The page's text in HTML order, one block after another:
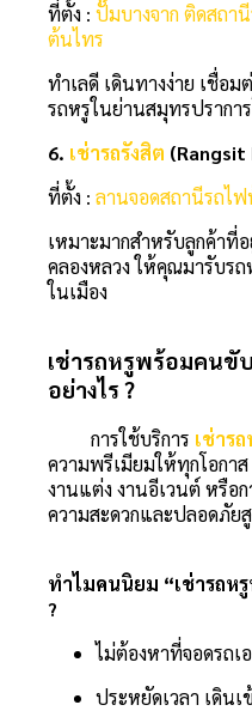
ที่ตั้ง : ปั๊มบางจาก ติดสถา
ต้นไทร
ทำเลดี เดินทางง่าย เชื่อม
รถหรูในย่านสมุทรปรากา
6. เช่ารถรังสิต (Rangsit
ที่ตั้ง : ลานจอดสถานีรถไ
เหมาะมากสำหรับลูกค้า
คลองหลวง ให้คุณมารับรถ
ในเมือง
เช่ารถหรูพร้อมคนขั
อย่างไร ?
การใช้บริการ เช่าร
ความพรีเมียมให้ทุกโอกา
งานแต่ง งานอีเวนต์ หรือก
ความสะดวกและปลอดภัย
ทำไมคนนิยม “เช่ารถห
?
ไม่ต้องหาที่จอดรถเ
ประหยัดเวลา เดิน